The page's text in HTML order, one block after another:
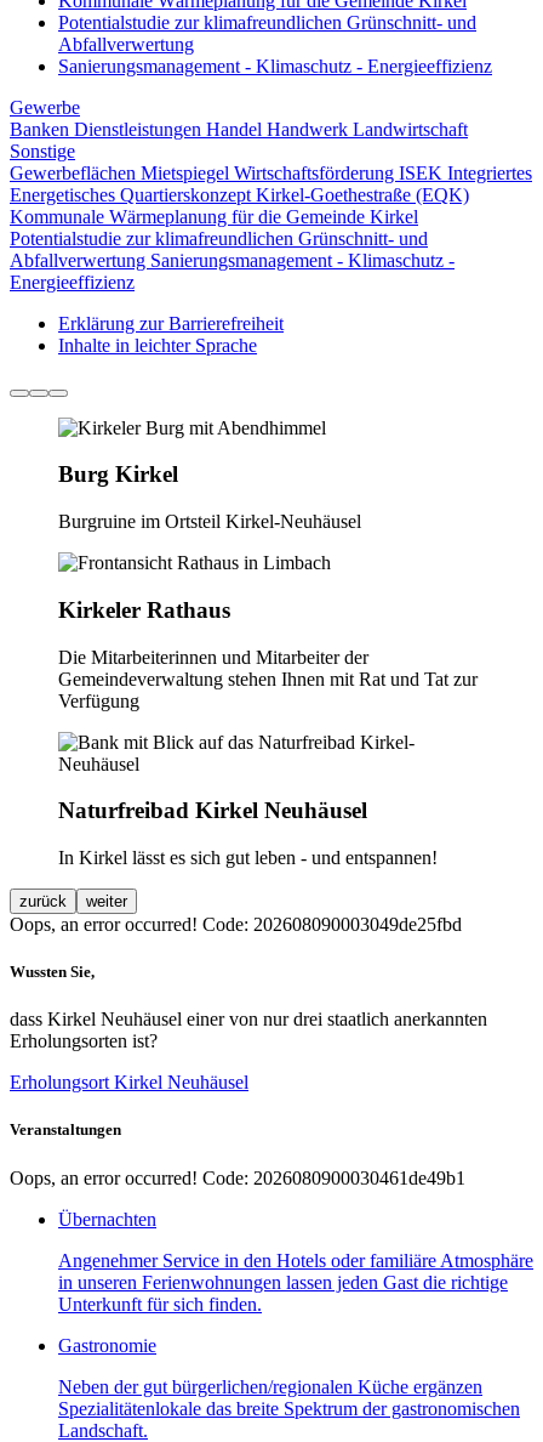
Potentialstudie zur klimafreundlichen Grünschnitt- und
Abfallverwertung
Sanierungsmanagement - Klimaschutz - Energieeffizienz
Gewerbe
Banken Dienstleistungen Handel Handwerk Landwirtschaft
Sonstige
Gewerbeflächen Mietspiegel Wirtschaftsförderung ISEK Integriertes
Energetisches Quartierskonzept Kirkel-Goethestraße (EQK)
Kommunale Wärmeplanung für die Gemeinde Kirkel
Potentialstudie zur klimafreundlichen Grünschnitt- und
Abfallverwertung Sanierungsmanagement - Klimaschutz -
Energieeffizienz
Erklärung zur Barrierefreiheit
Inhalte in leichter Sprache
Burg Kirkel
Burgruine im Ortsteil Kirkel-Neuhäusel
Kirkeler Rathaus
Die Mitarbeiterinnen und Mitarbeiter der
Gemeindeverwaltung stehen Ihnen mit Rat und Tat zur
Verfügung
Naturfreibad Kirkel Neuhäusel
In Kirkel lässt es sich gut leben - und entspannen!
zurück weiter
Oops, an error occurred! Code: 202608090003049de25fbd
Wussten Sie,
dass Kirkel Neuhäusel einer von nur drei staatlich anerkannten
Erholungsorten ist?
Erholungsort Kirkel Neuhäusel
Veranstaltungen
Oops, an error occurred! Code: 2026080900030461de49b1
Übernachten
Angenehmer Service in den Hotels oder familiäre Atmosphäre
in unseren Ferienwohnungen lassen jeden Gast die richtige
Unterkunft für sich finden.
Gastronomie
Neben der gut bürgerlichen/regionalen Küche ergänzen
Spezialitätenlokale das breite Spektrum der gastronomischen
Landschaft.